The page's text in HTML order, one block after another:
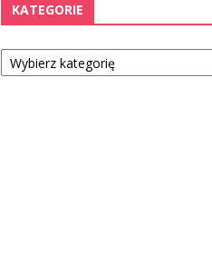
KATEGORIE
Kategorie